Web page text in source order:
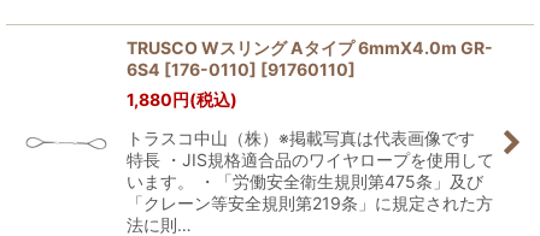
TRUSCO Wスリング Aタイプ 6mmX4.0m GR-
6S4 [176-0110] [91760110]
1,880円(税込)
トラスコ中山（株）※掲載写真は代表画像です
特長 ・JIS規格適合品のワイヤロープを使用して
います。 ・「労働安全衛生規則第475条」及び
「クレーン等安全規則第219条」に規定された方
法に則…